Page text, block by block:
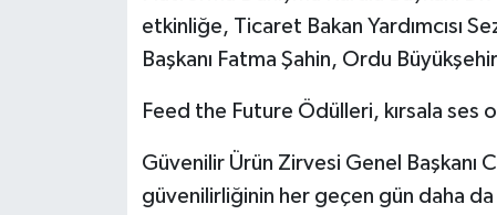
etkinliğe, Ticaret Bakan Yardımcısı
Başkanı Fatma Şahin, Ordu
Feed the Future Ödülleri, kırsala ses
Güvenilir Ürün Zirvesi Genel Başkanı
güvenilirliğinin her geçen gün daha